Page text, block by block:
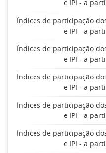
e IPI - a
Índices de participação
e IPI - a
Índices de participação
e IPI - a
Índices de participação
e IPI - a
Índices de participação
e IPI - a
Índices de participação
e IPI - a